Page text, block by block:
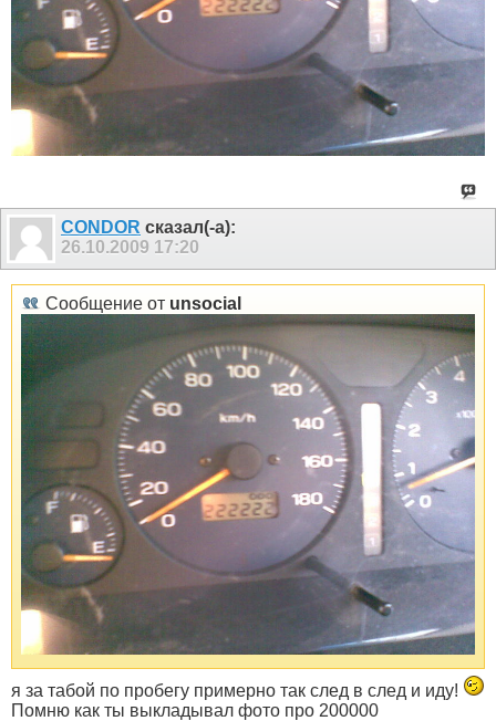
CONDOR сказал(-а):
26.10.2009 17:20
Сообщение от unsocial
я за табой по пробегу примерно так след в след и иду!
Помню как ты выкладывал фото про 200000